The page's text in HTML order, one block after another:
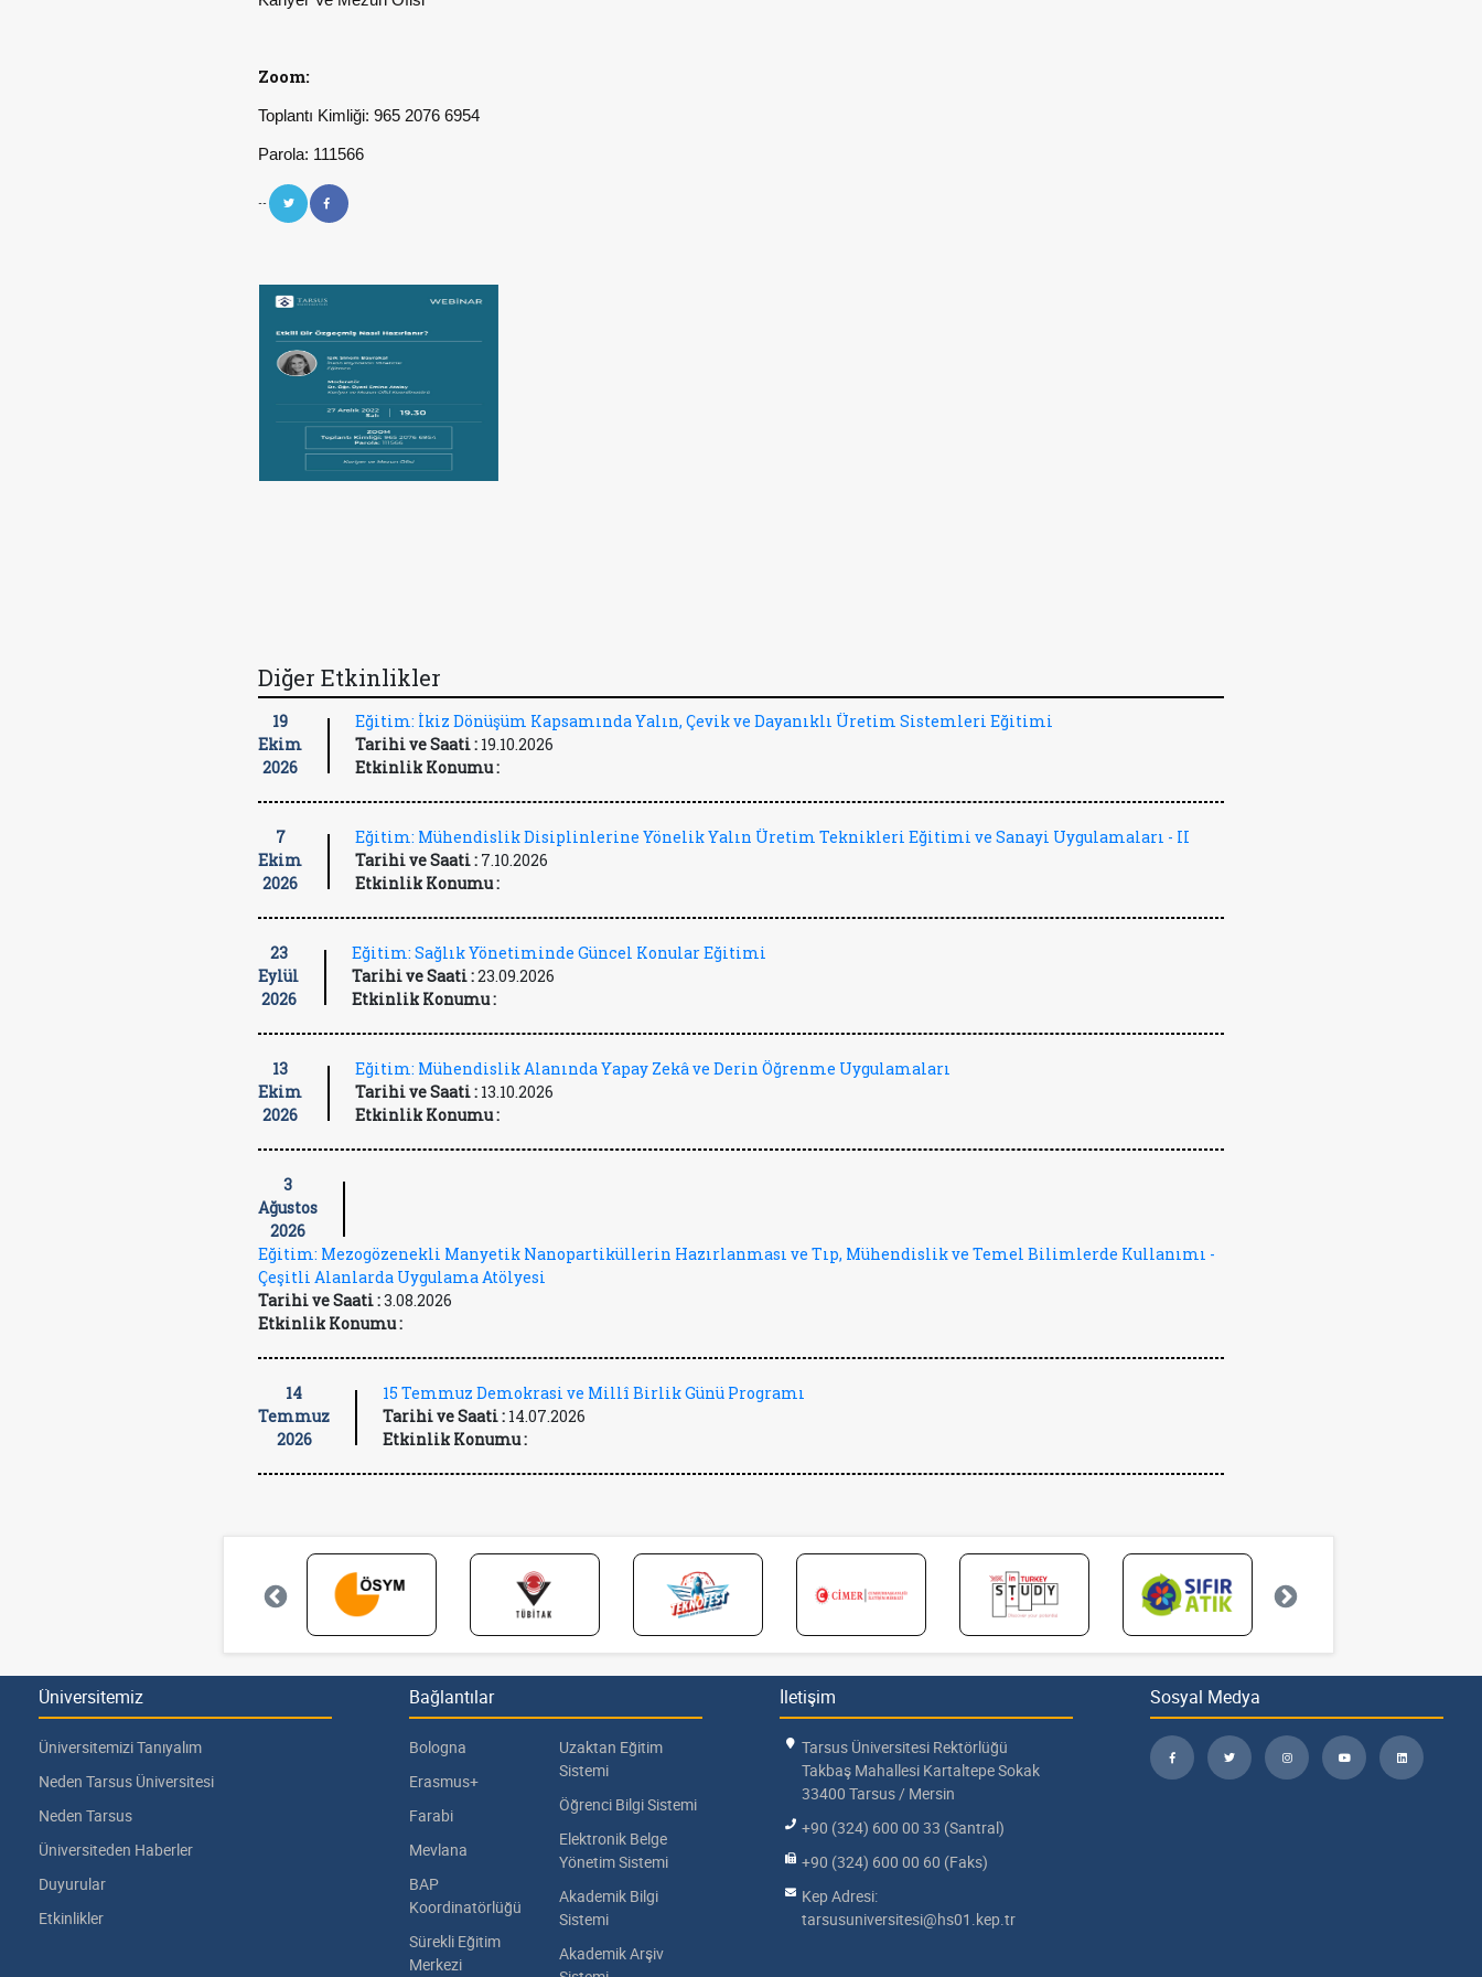
Zoom:
Toplantı Kimliği: 965 2076 6954
Parola: 111566
--
Diğer Etkinlikler
19
Ekim
2026
Eğitim: İkiz Dönüşüm Kapsamında Yalın, Çevik ve Dayanıklı Üretim Sistemleri Eğitimi
Tarihi ve Saati : 19.10.2026
Etkinlik Konumu :
7
Ekim
2026
Eğitim: Mühendislik Disiplinlerine Yönelik Yalın Üretim Teknikleri Eğitimi ve Sanayi Uygulamaları - II
Tarihi ve Saati : 7.10.2026
Etkinlik Konumu :
23
Eylül
2026
Eğitim: Sağlık Yönetiminde Güncel Konular Eğitimi
Tarihi ve Saati :23.09.2026
Etkinlik Konumu :
13
Ekim
2026
Eğitim: Mühendislik Alanında Yapay Zekâ ve Derin Öğrenme Uygulamaları
Tarihi ve Saati : 13.10.2026
Etkinlik Konumu :
3
Ağustos
2026
Eğitim: Mezogözenekli Manyetik Nanopartiküllerin Hazırlanması ve Tıp, Mühendislik ve Temel Bilimlerde Kullanımı -
Çeşitli Alanlarda Uygulama Atölyesi
Tarihi ve Saati :3.08.2026
Etkinlik Konumu :
14
Temmuz
2026
15 Temmuz Demokrasi ve Millî Birlik Günü Programı
Tarihi ve Saati : 14.07.2026
Etkinlik Konumu :
Üniversitemiz
Üniversitemizi Tanıyalım
Neden Tarsus Üniversitesi
Neden Tarsus
Üniversiteden Haberler
Duyurular
Etkinlikler
Bağlantılar
Bologna
Erasmus+
Farabi
Mevlana
BAP
Koordinatörlüğü
Sürekli Eğitim
Merkezi
Uzaktan Eğitim
Sistemi
Öğrenci Bilgi Sistemi
Elektronik Belge
Yönetim Sistemi
Akademik Bilgi
Sistemi
Akademik Arşiv
İletişim
Tarsus Üniversitesi Rektörlüğü
Takbaş Mahallesi Kartaltepe Sokak
33400 Tarsus / Mersin
+90 (324) 600 00 33 (Santral)
+90 (324) 600 00 60 (Faks)
Kep Adresi:
tarsusuniversitesi@hs01.kep.tr
Sosyal Medya